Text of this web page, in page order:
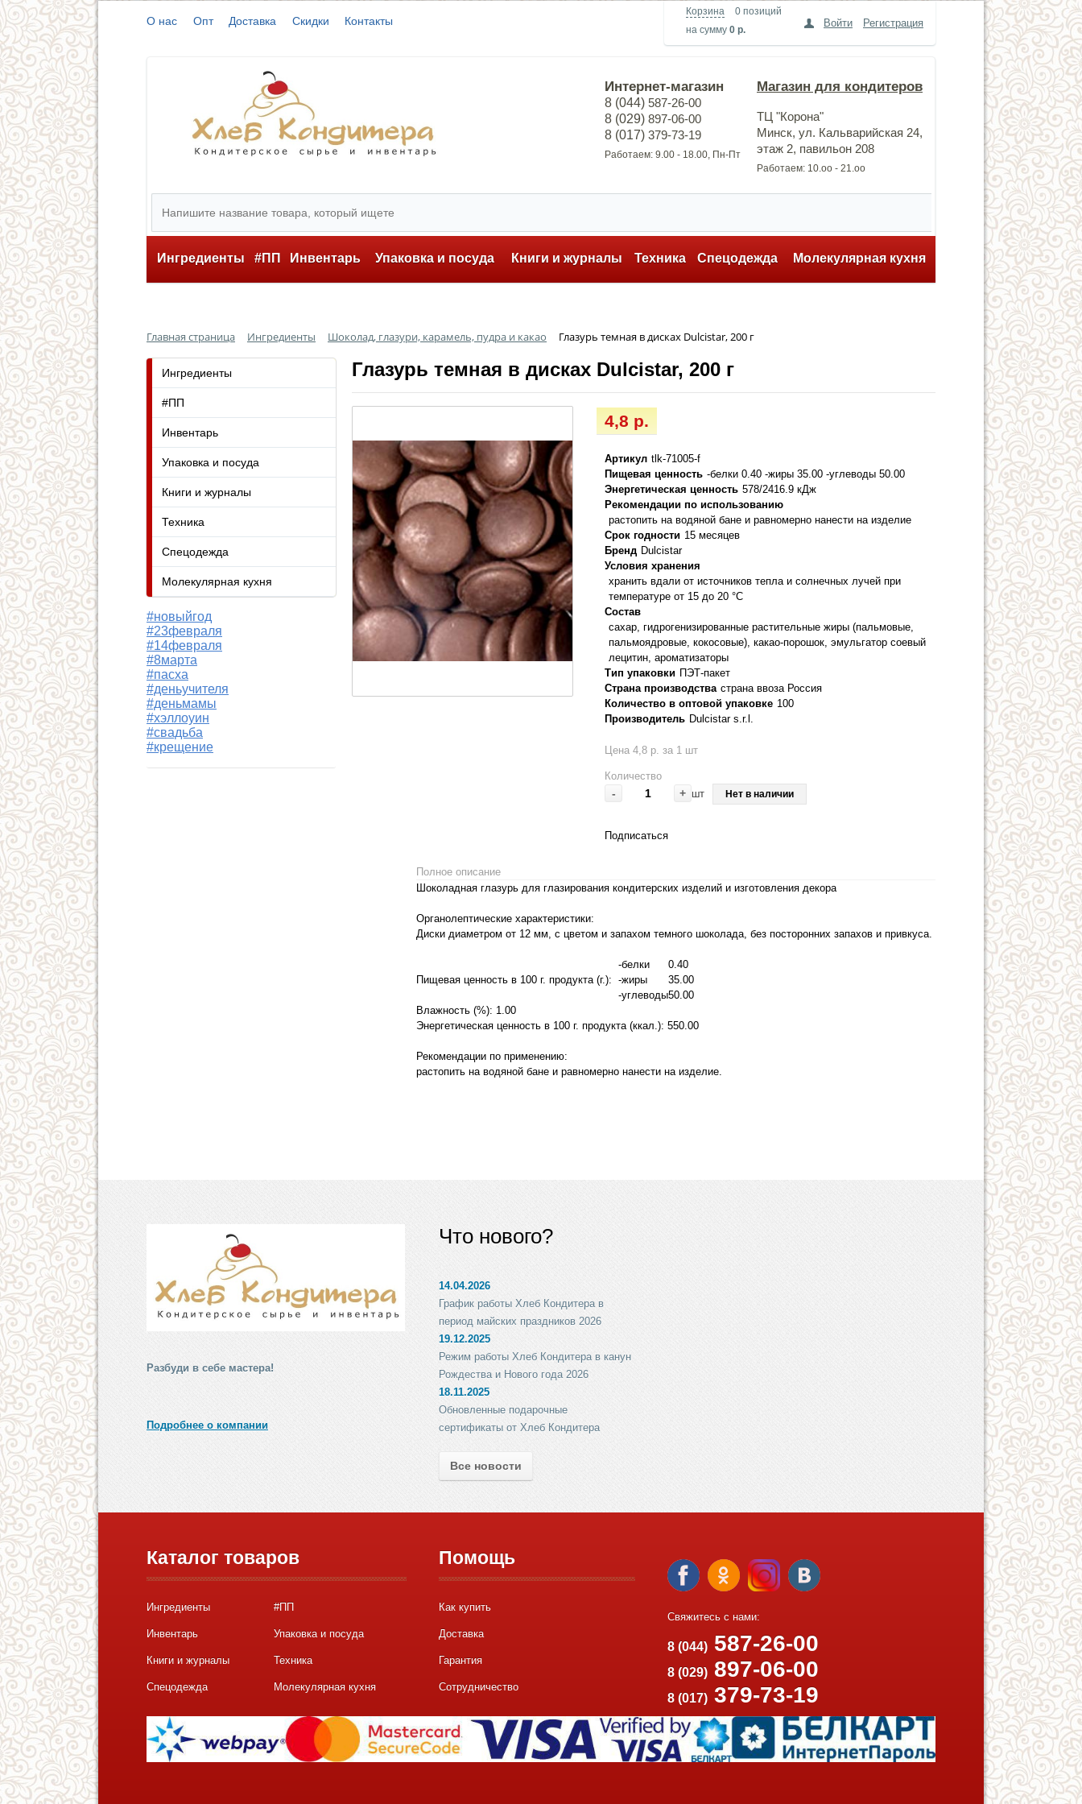
Корзина
0 позиций
на сумму 0 р.
Войти Регистрация
О нас Опт Доставка Скидки Контакты
Интернет-магазин
8 (044) 587-26-00
8 (029) 897-06-00
8 (017) 379-73-19
Работаем: 9.00 - 18.00, Пн-Пт
Магазин для кондитеров
ТЦ "Корона"
Минск, ул. Кальварийская 24,
этаж 2, павильон 208
Работаем: 10.оо - 21.оо
Ингредиенты #ПП Инвентарь Упаковка и посуда Книги и журналы Техника Спецодежда Молекулярная кухня
Главная страница Ингредиенты Шоколад, глазури, карамель, пудра и какао Глазурь темная в дисках Dulcistar, 200 г
Глазурь темная в дисках Dulcistar, 200 г
4,8 р.
Артикул tlk-71005-f
Пищевая ценность -белки 0.40 -жиры 35.00 -углеводы 50.00
Энергетическая ценность 578/2416.9 кДж
Рекомендации по использованию
растопить на водяной бане и равномерно нанести на изделие
Срок годности 15 месяцев
Бренд Dulcistar
Условия хранения
хранить вдали от источников тепла и солнечных лучей при
температуре от 15 до 20 °C
Состав
сахар, гидрогенизированные растительные жиры (пальмовые,
пальмоядровые, кокосовые), какао-порошок, эмульгатор соевый
лецитин, ароматизаторы
Тип упаковки ПЭТ-пакет
Страна производства страна ввоза Россия
Количество в оптовой упаковке 100
Производитель Dulcistar s.r.l.
Цена 4,8 р. за 1 шт
Количество
- + шт Нет в наличии
Подписаться
Полное описание
Шоколадная глазурь для глазирования кондитерских изделий и изготовления декора
Органолептические характеристики:
Диски диаметром от 12 мм, с цветом и запахом темного шоколада, без посторонних запахов и привкуса.
Пищевая ценность в 100 г. продукта (г.):
-белки
0.40
-жиры
35.00
-углеводы50.00
Влажность (%): 1.00
Энергетическая ценность в 100 г. продукта (ккал.): 550.00
Рекомендации по применению:
растопить на водяной бане и равномерно нанести на изделие.
Ингредиенты
#ПП
Инвентарь
Упаковка и посуда
Книги и журналы
Техника
Спецодежда
Молекулярная кухня
#новыйгод
#23февраля
#14февраля
#8марта
#пасха
#деньучителя
#деньмамы
#хэллоуин
#свадьба
#крещение
Разбуди в себе мастера!
Подробнее о компании
Что нового?
14.04.2026
График работы Хлеб Кондитера в
период майских праздников 2026
19.12.2025
Режим работы Хлеб Кондитера в канун
Рождества и Нового года 2026
18.11.2025
Обновленные подарочные
сертификаты от Хлеб Кондитера
Все новости
Каталог товаров
Ингредиенты #ПП
Инвентарь Упаковка и посуда
Книги и журналы Техника
Спецодежда Молекулярная кухня
Помощь
Как купить
Доставка
Гарантия
Сотрудничество
Свяжитесь с нами:
8 (044)587-26-00
8 (029)897-06-00
8 (017) 379-73-19